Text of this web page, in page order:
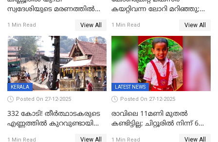
സ്വദേശിയുടെ മരണത്തിൽ
കേസ്; തർക്കമുണ്ടായത്
ഫേഷ്യലിന് 300 രൂപ
ആവശ്യപ്പെട്ടതിനെച്ചൊല്ലി
1 Min Read View All
കയറ്റിവന്ന ലോറി മറിഞ്ഞു;
അപകടം കണ്ണൂരിൽ
1 Min Read View All
KERALA
Posted On 27-12-2025
332 കോടി! തീർത്ഥാടകരുടെ
എണ്ണത്തിൽ കുറവുണ്ടായിട്ടും
1 Min Read View All
LATEST NEWS
Posted On 27-12-2025
രാവിലെ 11മണി മുതൽ
കണ്ടിട്ടില്ല; ചിറ്റൂരിൽ നിന്ന് 6
1 Min Read View All